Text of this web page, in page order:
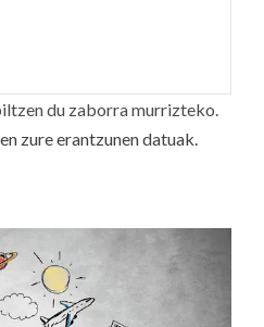
du zaborra murrizteko.
zure erantzunen datuak.